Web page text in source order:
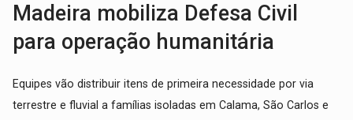
Madeira mobiliza Defesa Civil
para operação humanitária
Equipes vão distribuir itens de primeira necessidade por via
terrestre e fluvial a famílias isoladas em Calama, São Carlos e